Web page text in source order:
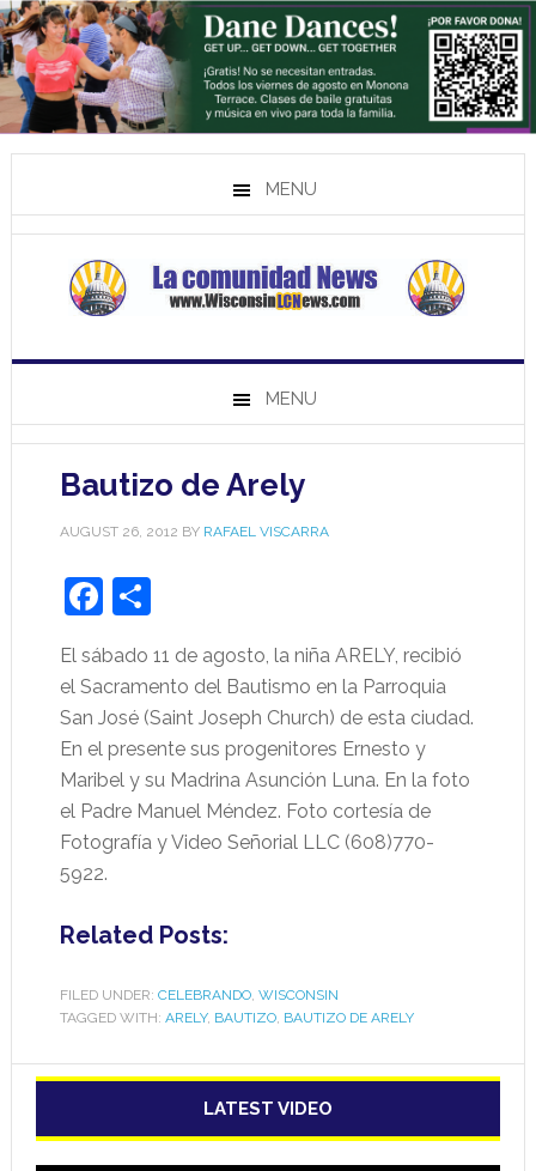
MENU
MENU
Bautizo de Arely
AUGUST 26, 2012 BY RAFAEL VISCARRA
Facebook
Share
El sábado 11 de agosto, la niña ARELY, recibió
el Sacramento del Bautismo en la Parroquia
San José (Saint Joseph Church) de esta ciudad.
En el presente sus progenitores Ernesto y
Maribel y su Madrina Asunción Luna. En la foto
el Padre Manuel Méndez. Foto cortesía de
Fotografía y Video Señorial LLC (608)770-
5922.
Related Posts:
FILED UNDER: CELEBRANDO, WISCONSIN
TAGGED WITH: ARELY, BAUTIZO, BAUTIZO DE ARELY
LATEST VIDEO